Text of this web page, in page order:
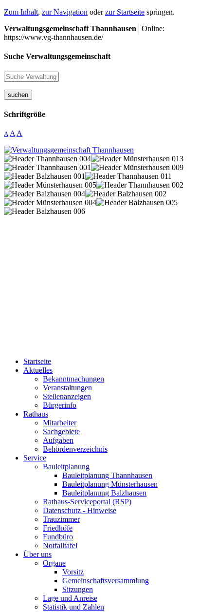
Zum Inhalt, zur Navigation oderzur Startseite springen.
Verwaltungsgemeinschaft Thannhausen | Online:
https://www.vg-thannhausen.de/
Suche Verwaltungsgemeinschaft
suchen
Schriftgröße
A A A
Startseite
Aktuelles
Bekanntmachungen
Veranstaltungen
Stellenanzeigen
Bürgerinfo
Rathaus
Mitarbeiter
Sachgebiete
Aufgaben
Behördenverzeichnis
Service
Bauleitplanung
Bauleitplanung Thannhausen
Bauleitplanung Münsterhausen
Bauleitplanung Balzhausen
Rathaus-Serviceportal (RSP)
Datenschutz - Hinweise
Trauzimmer
Friedhöfe
Fundbüro
Notfalltafel
Über uns
Organe
Vorsitz
Gemeinschaftsversammlung
Sitzungen
Lage und Anreise
Statistik und Zahlen